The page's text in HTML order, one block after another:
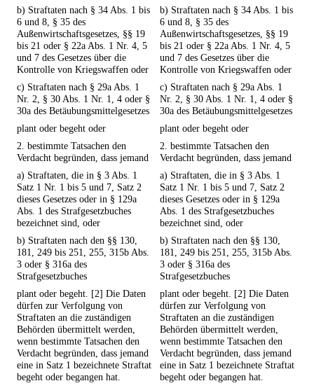
b) Straftaten nach § 34 Abs. 1 bis
6 und 8, § 35 des
Außenwirtschaftsgesetzes, §§ 19
bis 21 oder § 22a Abs. 1 Nr. 4, 5
und 7 des Gesetzes über die
Kontrolle von Kriegswaffen oder
b) Straftaten nach § 34 Abs. 1 bis
6 und 8, § 35 des
Außenwirtschaftsgesetzes, §§ 19
bis 21 oder § 22a Abs. 1 Nr. 4, 5
und 7 des Gesetzes über die
Kontrolle von Kriegswaffen oder
c) Straftaten nach § 29a Abs. 1
Nr. 2, § 30 Abs. 1 Nr. 1, 4 oder §
30a des Betäubungsmittelgesetzes
c) Straftaten nach § 29a Abs. 1
Nr. 2, § 30 Abs. 1 Nr. 1, 4 oder §
30a des Betäubungsmittelgesetzes
plant oder begeht oder
plant oder begeht oder
2. bestimmte Tatsachen den
Verdacht begründen, dass jemand
2. bestimmte Tatsachen den
Verdacht begründen, dass jemand
a) Straftaten, die in § 3 Abs. 1
Satz 1 Nr. 1 bis 5 und 7, Satz 2
dieses Gesetzes oder in § 129a
Abs. 1 des Strafgesetzbuches
bezeichnet sind, oder
a) Straftaten, die in § 3 Abs. 1
Satz 1 Nr. 1 bis 5 und 7, Satz 2
dieses Gesetzes oder in § 129a
Abs. 1 des Strafgesetzbuches
bezeichnet sind, oder
b) Straftaten nach den §§ 130,
181, 249 bis 251, 255, 315b Abs.
3 oder § 316a des
Strafgesetzbuches
b) Straftaten nach den §§ 130,
181, 249 bis 251, 255, 315b Abs.
3 oder § 316a des
Strafgesetzbuches
plant oder begeht. [2] Die Daten
dürfen zur Verfolgung von
Straftaten an die zuständigen
Behörden übermittelt werden,
wenn bestimmte Tatsachen den
Verdacht begründen, dass jemand
eine in Satz 1 bezeichnete Straftat
begeht oder begangen hat.
plant oder begeht. [2] Die Daten
dürfen zur Verfolgung von
Straftaten an die zuständigen
Behörden übermittelt werden,
wenn bestimmte Tatsachen den
Verdacht begründen, dass jemand
eine in Satz 1 bezeichnete Straftat
begeht oder begangen hat.